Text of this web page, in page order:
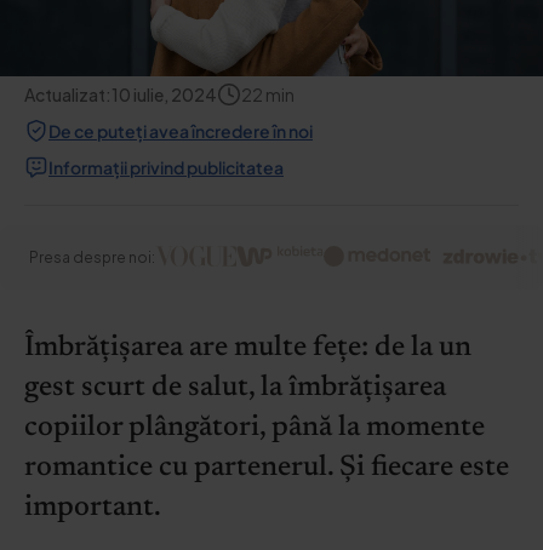
Actualizat:10 iulie, 2024 22 min
De ce puteți avea încredere în noi
Informații privind publicitatea
Presa despre noi:
Îmbrățișarea are multe fețe: de la un
gest scurt de salut, la îmbrățișarea
copiilor plângători, până la momente
romantice cu partenerul. Și fiecare este
important.